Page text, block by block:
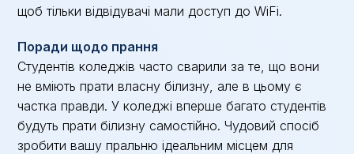
щоб тільки відвідувачі мали доступ до WiFi.
Поради щодо прання
Студентів коледжів часто сварили за те, що вони
не вміють прати власну білизну, але в цьому є
частка правди. У коледжі вперше багато студентів
будуть прати білизну самостійно. Чудовий спосіб
зробити вашу пральню ідеальним місцем для